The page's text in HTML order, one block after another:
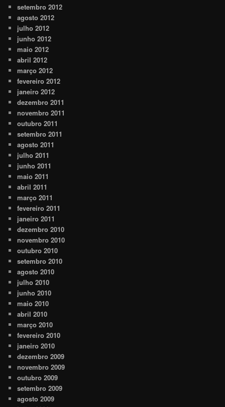
setembro 2012
agosto 2012
julho 2012
junho 2012
maio 2012
abril 2012
março 2012
fevereiro 2012
janeiro 2012
dezembro 2011
novembro 2011
outubro 2011
setembro 2011
agosto 2011
julho 2011
junho 2011
maio 2011
abril 2011
março 2011
fevereiro 2011
janeiro 2011
dezembro 2010
novembro 2010
outubro 2010
setembro 2010
agosto 2010
julho 2010
junho 2010
maio 2010
abril 2010
março 2010
fevereiro 2010
janeiro 2010
dezembro 2009
novembro 2009
outubro 2009
setembro 2009
agosto 2009